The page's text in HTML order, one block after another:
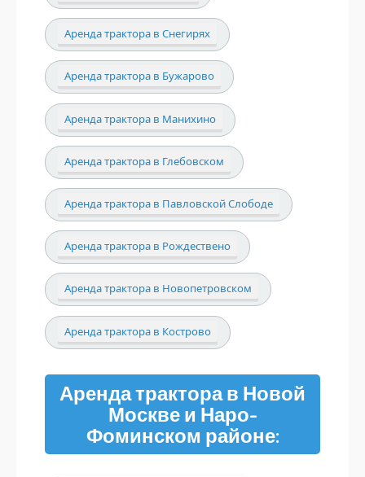
Аренда трактора в Снегирях
Аренда трактора в Бужарово
Аренда трактора в Манихино
Аренда трактора в Глебовском
Аренда трактора в Павловской Слободе
Аренда трактора в Рождествено
Аренда трактора в Новопетровском
Аренда трактора в Кострово
Аренда трактора в Новой
Москве и Наро-
Фоминском районе: